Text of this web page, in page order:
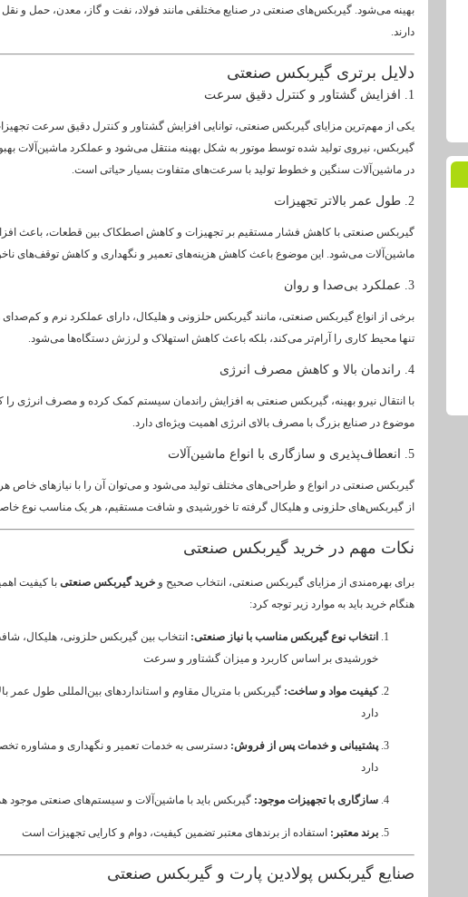
بهینه می‌شود. گیربکس‌های صنعتی در صنایع مختلفی مانند فولاد، نفت و گاز، معدن، حمل و نقل
دارند.
دلایل برتری گیربکس صنعتی
1. افزایش گشتاور و کنترل دقیق سرعت
یکی از مهم‌ترین مزایای گیربکس صنعتی، توانایی افزایش گشتاور و کنترل دقیق سرعت
گیربکس، نیروی تولید شده توسط موتور به شکل بهینه منتقل می‌شود و عملکرد ماشین‌آلات
در ماشین‌آلات سنگین و خطوط تولید با سرعت‌های متفاوت بسیار حیاتی است.
2. طول عمر بالاتر تجهیزات
گیربکس صنعتی با کاهش فشار مستقیم بر تجهیزات و کاهش اصطکاک بین قطعات، باعث
ماشین‌آلات می‌شود. این موضوع باعث کاهش هزینه‌های تعمیر و نگهداری و کاهش توقف‌های
3. عملکرد بی‌صدا و روان
برخی از انواع گیربکس صنعتی، مانند گیربکس حلزونی و هلیکال، دارای عملکرد نرم و کم‌صدای
تنها محیط کاری را آرام‌تر می‌کند، بلکه باعث کاهش استهلاک و لرزش دستگاه‌ها می‌شود.
4. راندمان بالا و کاهش مصرف انرژی
با انتقال نیرو بهینه، گیربکس صنعتی به افزایش راندمان سیستم کمک کرده و مصرف انرژی
موضوع در صنایع بزرگ با مصرف بالای انرژی اهمیت ویژه‌ای دارد.
5. انعطاف‌پذیری و سازگاری با انواع ماشین‌آلات
گیربکس صنعتی در انواع و طراحی‌های مختلف تولید می‌شود و می‌توان آن را با نیازهای خاص
از گیربکس‌های حلزونی و هلیکال گرفته تا خورشیدی و شافت مستقیم، هر یک مناسب نوع
نکات مهم در خرید گیربکس صنعتی
برای بهره‌مندی از مزایای گیربکس صنعتی، انتخاب صحیح وخرید گیربکس صنعتی با کیفیت
هنگام خرید باید به موارد زیر توجه کرد:
انتخاب نوع گیربکس مناسب با نیاز صنعتی: انتخاب بین گیربکس حلزونی، هلیکال،
خورشیدی بر اساس کاربرد و میزان گشتاور و سرعت
کیفیت مواد و ساخت: گیربکس با متریال مقاوم و استانداردهای بین‌المللی طول عمر
دارد
پشتیبانی و خدمات پس از فروش: دسترسی به خدمات تعمیر و نگهداری و مشاوره
دارد
سازگاری با تجهیزات موجود: گیربکس باید با ماشین‌آلات و سیستم‌های صنعتی موجود
برند معتبر: استفاده از برندهای معتبر تضمین کیفیت، دوام و کارایی تجهیزات است
صنایع گیربکس پولادین پارت و گیربکس صنعتی